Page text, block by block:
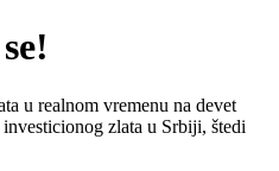
u realnom vremenu na devet
zlata u Srbiji, štedi